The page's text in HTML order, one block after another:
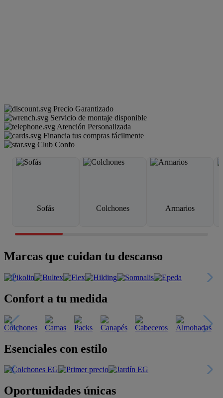
Precio Garantizado
Servicio de montaje disponible
Atención Personalizada
Financia tus compras fácilmente
Club Confo
Sofás Colchones Armarios
Marcas que cuidan tu descanso
Confort a tu medida
Esenciales con estilo
Oportunidades únicas